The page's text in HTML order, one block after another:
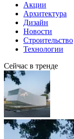
Акции
Архитектура
Дизайн
Новости
Строительство
Технологии
Сейчас в тренде